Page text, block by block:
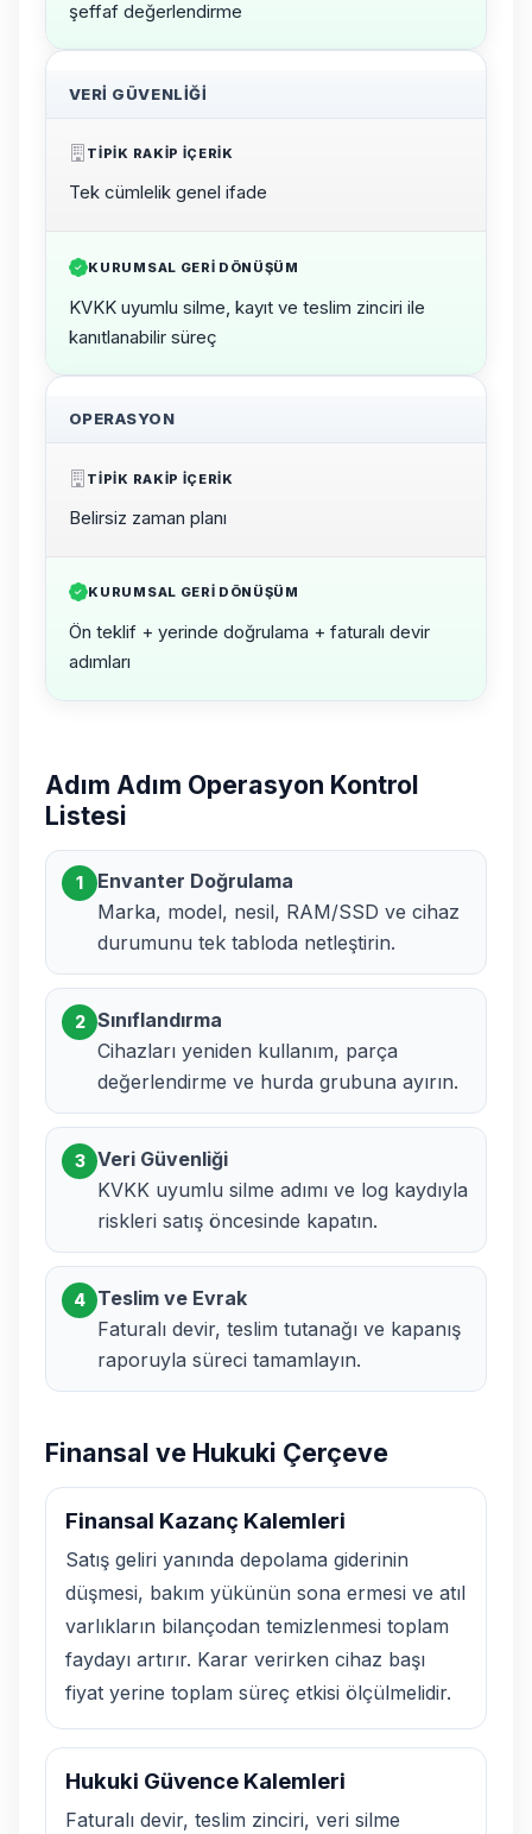
şeffaf değerlendirme
VERI GÜVENLIĞI
TIPIK RAKIP IÇERIK
Tek cümlelik genel ifade
KURUMSAL GERI DÖNÜŞÜM
KVKK uyumlu silme, kayıt ve teslim zinciri ile
kanıtlanabilir süreç
OPERASYON
TIPIK RAKIP IÇERIK
Belirsiz zaman planı
KURUMSAL GERI DÖNÜŞÜM
Ön teklif + yerinde doğrulama + faturalı devir
adımları
Adım Adım Operasyon Kontrol
Listesi
1
Envanter Doğrulama
Marka, model, nesil, RAM/SSD ve cihaz
durumunu tek tabloda netleştirin.
2
Sınıflandırma
Cihazları yeniden kullanım, parça
değerlendirme ve hurda grubuna ayırın.
3
Veri Güvenliği
KVKK uyumlu silme adımı ve log kaydıyla
riskleri satış öncesinde kapatın.
4
Teslim ve Evrak
Faturalı devir, teslim tutanağı ve kapanış
raporuyla süreci tamamlayın.
Finansal ve Hukuki Çerçeve
Finansal Kazanç Kalemleri
Satış geliri yanında depolama giderinin
düşmesi, bakım yükünün sona ermesi ve atıl
varlıkların bilançodan temizlenmesi toplam
faydayı artırır. Karar verirken cihaz başı
fiyat yerine toplam süreç etkisi ölçülmelidir.
Hukuki Güvence Kalemleri
Faturalı devir, teslim zinciri, veri silme